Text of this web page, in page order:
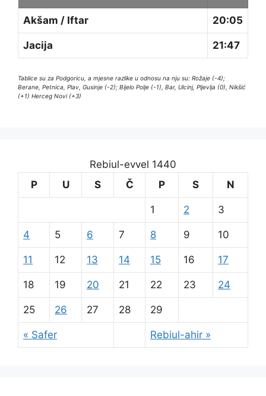
Akšam / Iftar 20:05
Jacija 21:47
Tablice su za Podgoricu, a mjesne razlike u odnosu na nju su: Rožaje (-4);
Berane, Petnica, Plav, Gusinje (-2); Bijelo Polje (-1), Bar, Ulcinj, Pljevlja (0), Nikšić
(+1) Herceg Novi (+3)
Rebiul-evvel 1440
P
U S Č P S N
« Safer Rebiul-ahir »
1 2 3
4 5 6 7 8 9 10
11 12 13 14 15 16 17
18 19 20 21 22 23 24
25 26 27 28 29